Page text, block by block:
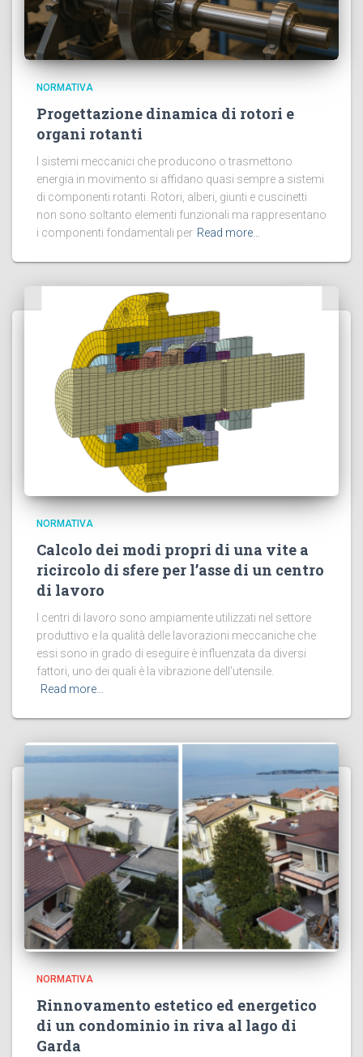
NORMATIVA
Progettazione dinamica di rotori e
organi rotanti
I sistemi meccanici che producono o trasmettono
energia in movimento si affidano quasi sempre a sistemi
di componenti rotanti. Rotori, alberi, giunti e cuscinetti
non sono soltanto elementi funzionali ma rappresentano
i componenti fondamentali per Read more…
NORMATIVA
Calcolo dei modi propri di una vite a
ricircolo di sfere per l’asse di un centro
di lavoro
I centri di lavoro sono ampiamente utilizzati nel settore
produttivo e la qualità delle lavorazioni meccaniche che
essi sono in grado di eseguire è influenzata da diversi
fattori, uno dei quali è la vibrazione dell’utensile.
Read more…
NORMATIVA
Rinnovamento estetico ed energetico
di un condominio in riva al lago di
Garda